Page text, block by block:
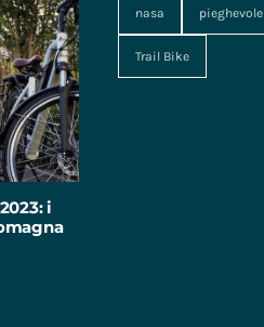
i
nasa pieghevole
Trail Bike